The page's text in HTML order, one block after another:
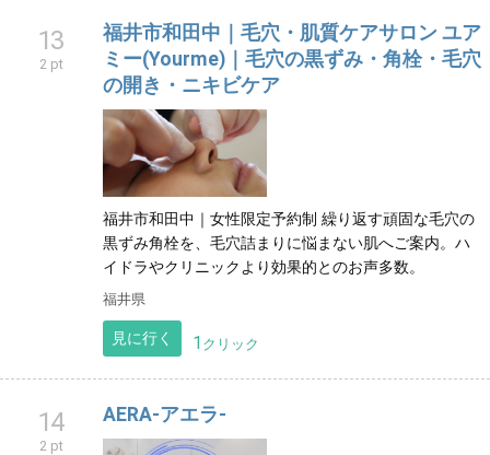
13
2 pt
福井市和田中｜毛穴・肌質ケアサロン ユア
ミー(Yourme)｜毛穴の黒ずみ・角栓・毛穴
の開き・ニキビケア
福井市和田中｜女性限定予約制 繰り返す頑固な毛穴の
黒ずみ角栓を、毛穴詰まりに悩まない肌へご案内。ハ
イドラやクリニックより効果的とのお声多数。
福井県
見に行く 1 クリック
14
2 pt
AERA-アエラ-